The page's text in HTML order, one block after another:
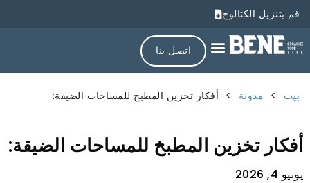
قم بتنزيل الكتالوج
اتصل بنا
بيت > مدونة > أفكار تخزين المطبخ للمساحات الضيقة:
أفكار تخزين المطبخ للمساحات الضيقة:
يونيو 4, 2026